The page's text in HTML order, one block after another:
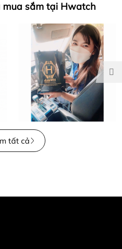
mua sắm tại Hwatch
tất cả